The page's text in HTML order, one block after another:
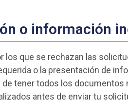
o información
los que se rechazan las
o la presentación de
tener todos los documentos
antes de enviar tu